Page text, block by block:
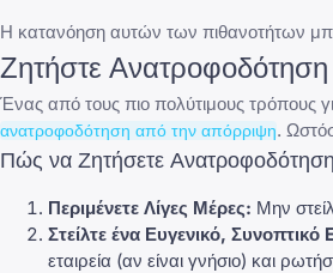
Η κατανόηση αυτών των πιθανοτήτων
Ζητήστε
Ένας από τους πιο πολύτιμους τρόπους
ανατροφοδότηση από την απόρριψη.
Πώς να Ζητήσετε Ανατροφοδότηση
Περιμένετε Λίγες Μέρες: Μην
Στείλτε ένα Ευγενικό, Συνοπτικό
εταιρεία (αν είναι γνήσιο) και